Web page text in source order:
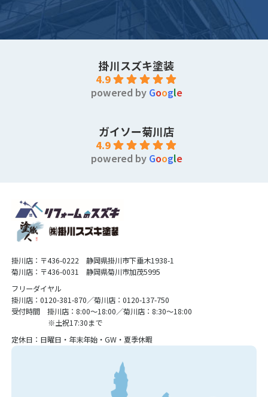
掛川スズキ塗装
4.9
powered by Google
ガイソー菊川店
4.9
powered by Google
掛川店：〒436-0222 静岡県掛川市下垂木1938-1
菊川店：〒436-0031 静岡県菊川市加茂5995
フリーダイヤル
掛川店：0120-381-870／菊川店：0120-137-750
受付時間 掛川店：8:00〜18:00／菊川店：8:30〜18:00
※土祝17:30まで
定休日：日曜日・年末年始・GW・夏季休暇